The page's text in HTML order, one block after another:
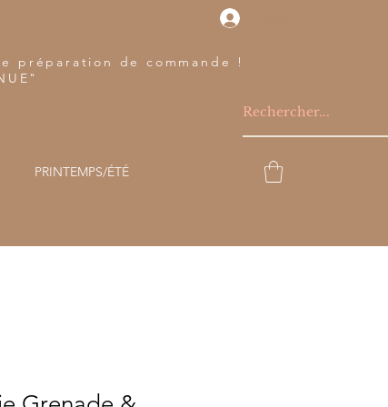
préparation de commande !
PRINTEMPS/ÉTÉ